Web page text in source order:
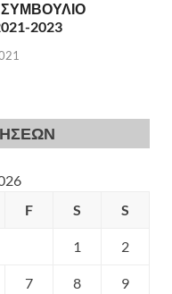
ΣΥΜΒΟΥΛΙΟ
2023
F S S
1 2
7 8 9